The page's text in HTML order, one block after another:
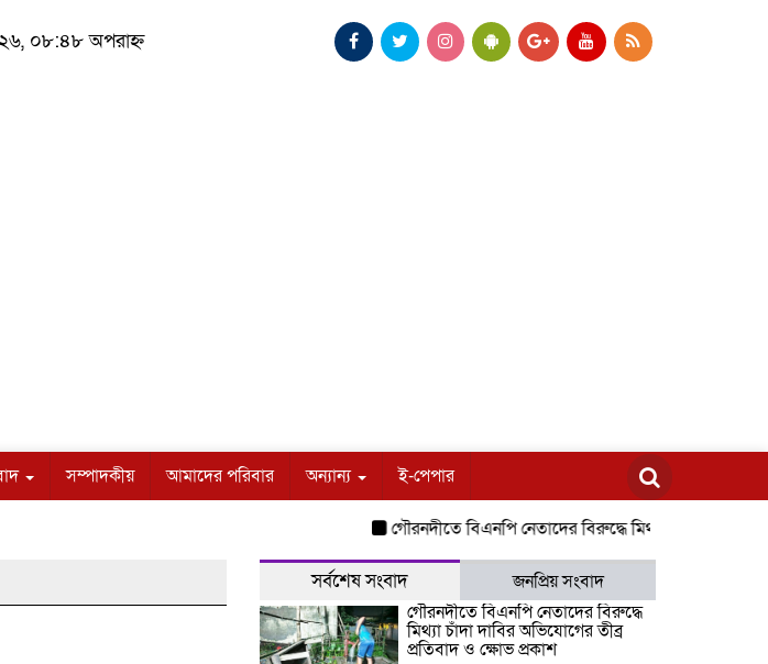
০৮:৪৮ অপরাহ্ন
সম্পাদকীয় আমাদের পরিবার অন্যান্য ই-পেপার
গৌরনদীতে বিএনপি নেতাদের বিরুদ্ধে মিথ্যা চাঁদা দাবির
সর্বশেষ সংবাদ
জনপ্রিয় সংবাদ
গৌরনদীতে বিএনপি নেতাদের বিরুদ্ধে
মিথ্যা চাঁদা দাবির অভিযোগের তীব্র
প্রতিবাদ ও ক্ষোভ প্রকাশ